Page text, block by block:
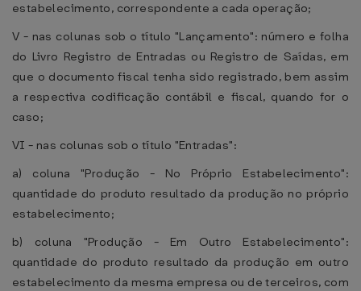
estabelecimento, correspondente a cada operação;
V - nas colunas sob o título "Lançamento": número e folha
do Livro Registro de Entradas ou Registro de Saídas, em
que o documento fiscal tenha sido registrado, bem assim
a respectiva codificação contábil e fiscal, quando for o
caso;
VI - nas colunas sob o título "Entradas":
a) coluna "Produção - No Próprio Estabelecimento":
quantidade do produto resultado da produção no próprio
estabelecimento;
b) coluna "Produção - Em Outro Estabelecimento":
quantidade do produto resultado da produção em outro
estabelecimento da mesma empresa ou de terceiros, com